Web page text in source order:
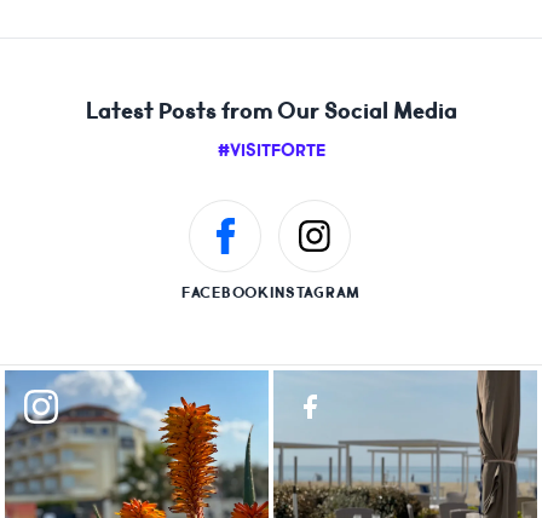
Latest Posts from Our Social Media
#VISITFORTE
FACEBOOKINSTAGRAM